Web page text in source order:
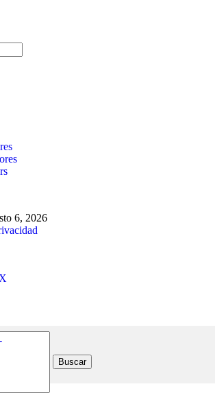
6, 2026